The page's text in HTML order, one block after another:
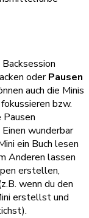
oderPausen
auch die Minis
bzw.
wunderbar
ein Buch lesen
Anderen lassen
erstellen,
wenn du den
erstellst und